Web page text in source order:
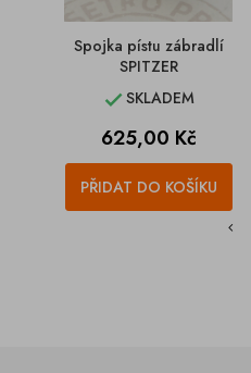
Spojka pístu zábradlí
SPITZER
SKLADEM
Cena
625,00 Kč
PŘIDAT DO KOŠÍKU